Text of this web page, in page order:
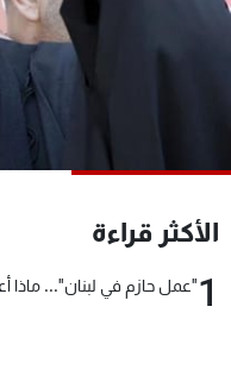
الأكثر قراءة
1"عمل حازم في لبنان"... ماذا
لاعلاناتكم